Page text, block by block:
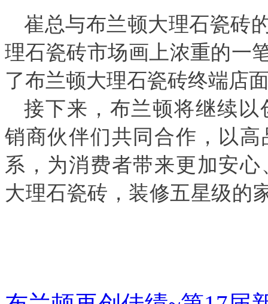
崔总与布兰顿大理石瓷砖
理石瓷砖市场画上浓重的一
了布兰顿大理石瓷砖终端店
接下来，布兰顿将继续
销商伙伴们共同合作，以
系，为消费者带来更加安
大理石瓷砖，装修五星级的